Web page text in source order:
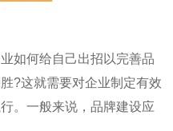
如何给自己出招以完善品
?这就需要对企业制定有效
。一般来说，品牌建设应